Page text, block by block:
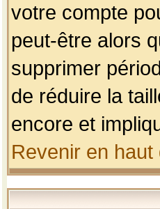
votre compte
peut-être alors
supprimer
de réduire la
encore et
Revenir en haut